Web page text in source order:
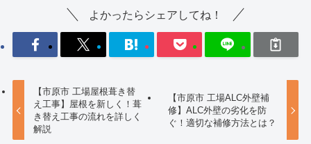
よかったらシェアしてね！
【市原市 工場屋根葺き替
え工事】屋根を新しく！葺
き替え工事の流れを詳しく
解説
【市原市 工場ALC外壁補
修】ALC外壁の劣化を防
ぐ！適切な補修方法とは？